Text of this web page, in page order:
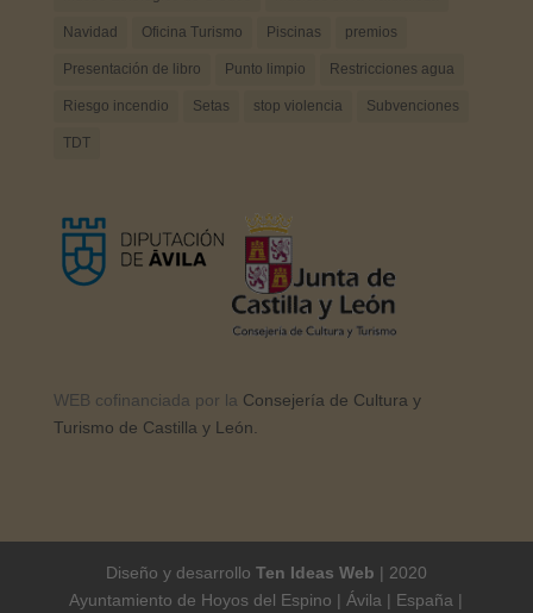
Navidad Oficina Turismo Piscinas premios
Presentación de libro Punto limpio Restricciones agua
Riesgo incendio Setas stop violencia Subvenciones
TDT
WEB cofinanciada por la Consejería de Cultura y
Turismo de Castilla y León.
Diseño y desarrollo Ten Ideas Web | 2020
Ayuntamiento de Hoyos del Espino | Ávila | España |